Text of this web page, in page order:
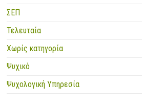
ΣΕΠ
Τελευταία
Χωρίς κατηγορία
Ψυχικό
Ψυχολογική Υπηρεσία